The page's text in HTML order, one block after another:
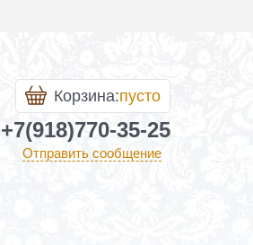
Корзина:пусто
+7(918)770-35-25
Отправить сообщение